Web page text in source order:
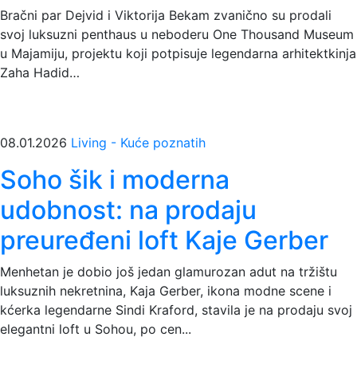
Bračni par Dejvid i Viktorija Bekam zvanično su prodali
svoj luksuzni penthaus u neboderu One Thousand Museum
u Majamiju, projektu koji potpisuje legendarna arhitektkinja
Zaha Hadid…
08.01.2026 Living - Kuće poznatih
Soho šik i moderna
udobnost: na prodaju
preuređeni loft Kaje Gerber
Menhetan je dobio još jedan glamurozan adut na tržištu
luksuznih nekretnina, Kaja Gerber, ikona modne scene i
kćerka legendarne Sindi Kraford, stavila je na prodaju svoj
elegantni loft u Sohou, po cen...